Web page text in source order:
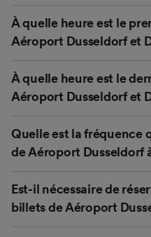
À quelle heure est le
Aéroport Dusseldorf et
À quelle heure est le
Aéroport Dusseldorf et
Quelle est la fréquence
de Aéroport Dusseldorf
Est-il nécessaire de
billets de Aéroport